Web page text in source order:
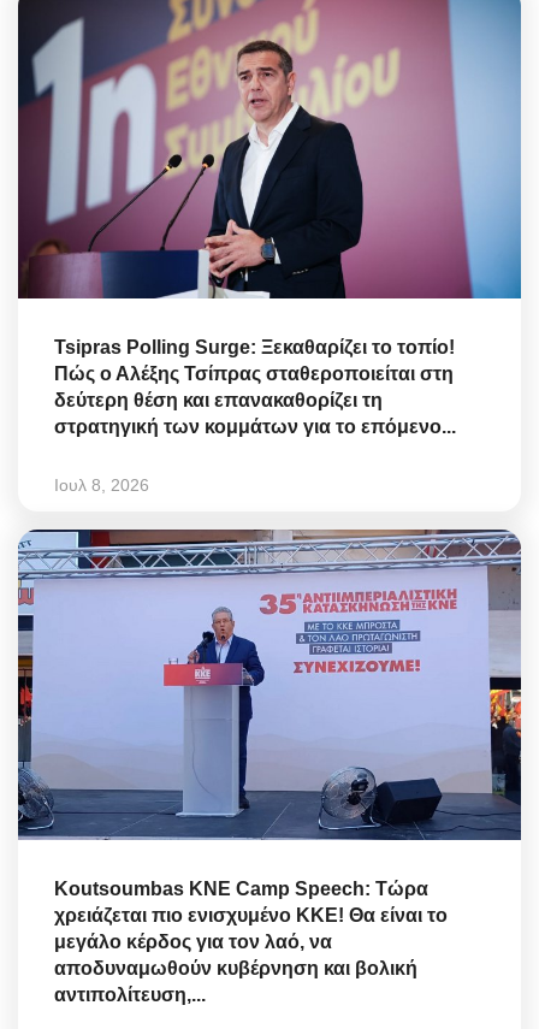
Tsipras Polling Surge: Ξεκαθαρίζει το τοπίο!
Πώς ο Αλέξης Τσίπρας σταθεροποιείται στη
δεύτερη θέση και επανακαθορίζει τη
στρατηγική των κομμάτων για το επόμενο...
Ιουλ 8, 2026
Koutsoumbas KNE Camp Speech: Τώρα
χρειάζεται πιο ενισχυμένο ΚΚΕ! Θα είναι το
μεγάλο κέρδος για τον λαό, να
αποδυναμωθούν κυβέρνηση και βολική
αντιπολίτευση,...